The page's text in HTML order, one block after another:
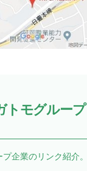
トモグループ
プ企業のリンク紹介。